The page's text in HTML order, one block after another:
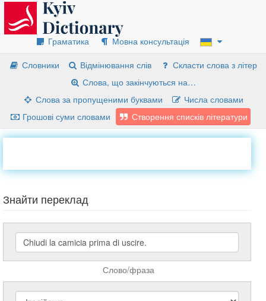
Граматика
Мовна консультація
Словники
Відмінювання слів
Скласти слова з літер
Слова, що закінчуються на…
Слова за пропущеними буквами
Числа словами
Грошові суми словами
Створення списків літератури
Знайти переклад
Слово/фраза